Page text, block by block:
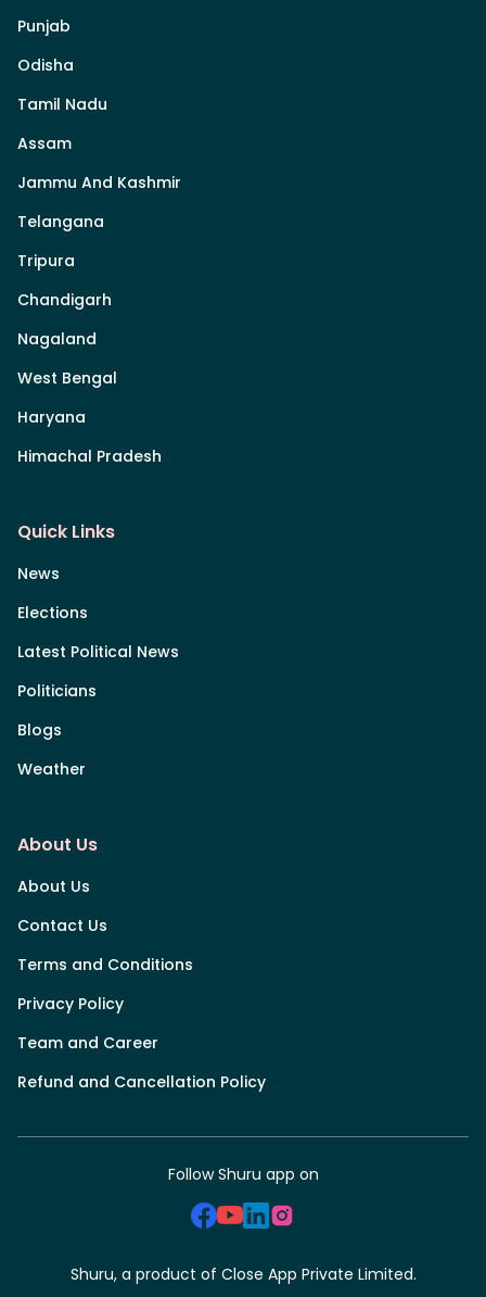
Punjab
Odisha
Tamil Nadu
Assam
Jammu And Kashmir
Telangana
Tripura
Chandigarh
Nagaland
West Bengal
Haryana
Himachal Pradesh
Quick Links
News
Elections
Latest Political News
Politicians
Blogs
Weather
About Us
About Us
Contact Us
Terms and Conditions
Privacy Policy
Team and Career
Refund and Cancellation Policy
Follow Shuru app on
Shuru, a product of Close App Private Limited.